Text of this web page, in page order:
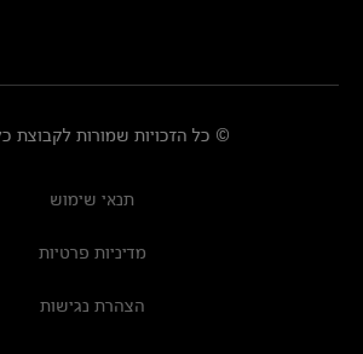
© כל הזכויות שמורות לקבוצת
תנאי שימוש
מדיניות פרטיות
הצהרת נגישות